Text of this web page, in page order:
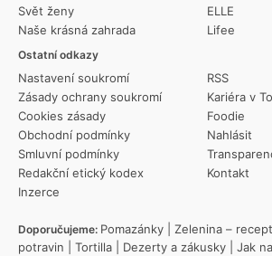
Svět ženy
Naše krásná zahrada
Ostatní odkazy
Nastavení soukromí
Zásady ochrany soukromí
Cookies zásady
Obchodní podmínky
Smluvní podmínky
Redakční etický kodex
Inzerce
RSS
Kariéra v
Foodie
Nahlásit
Kontakt
ELLE
Lifee
Doporučujeme: Pomazánky Zelenina –
potravin
Tortilla Dezerty a zákusky Jak